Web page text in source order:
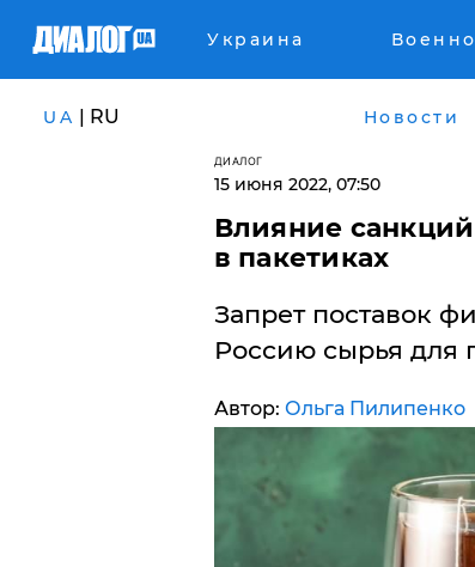
Украина
UA | RU Новости
ДИАЛОГ
15 июня 2022, 07:50
Влияние
в пакетиках
Запрет поставок
Россию сырья для
Автор: Ольга Пилипенко